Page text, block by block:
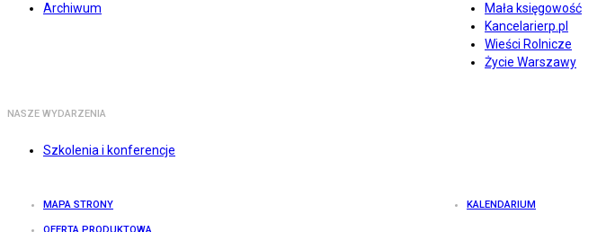
Archiwum
Mała księgowość
Kancelarierp.pl
Wieści Rolnicze
Życie Warszawy
NASZE WYDARZENIA
Szkolenia i konferencje
MAPA STRONY KALENDARIUM